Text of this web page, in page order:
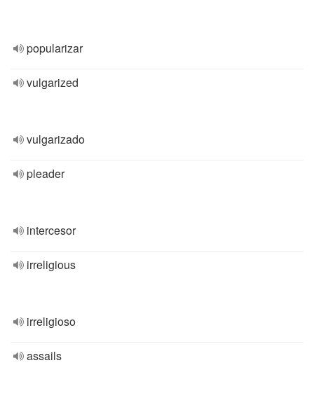
popularizar
vulgarized
vulgarizado
pleader
intercesor
irreligious
irreligioso
assails